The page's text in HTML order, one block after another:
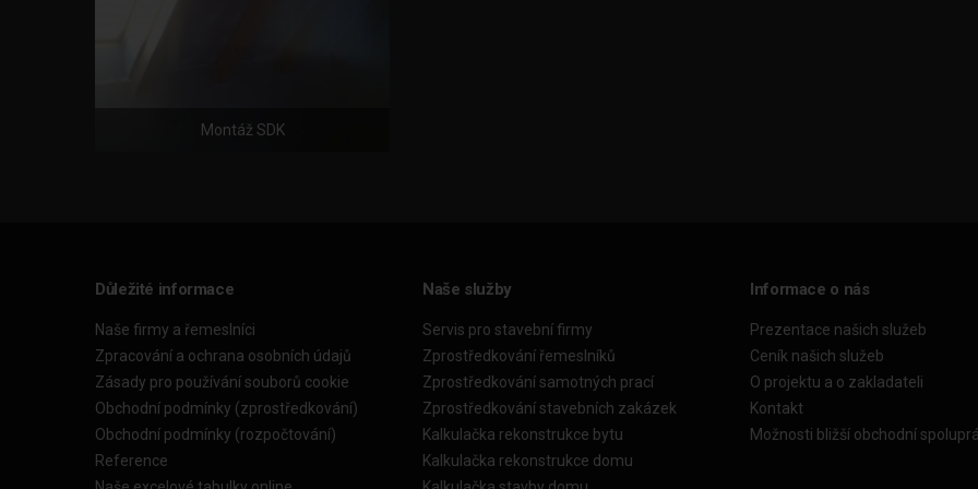
Montáž SDK
Důležité informace
Naše firmy a řemeslníci
Zpracování a ochrana osobních údajů
Zásady pro používání souborů cookie
Obchodní podmínky (zprostředkování)
Obchodní podmínky (rozpočtování)
Reference
Naše služby
Servis pro stavební firmy
Zprostředkování řemeslníků
Zprostředkování samotných prací
Zprostředkování stavebních zakázek
Kalkulačka rekonstrukce bytu
Kalkulačka rekonstrukce domu
Informace o nás
Prezentace našich služeb
Ceník našich služeb
O projektu a o zakladateli
Kontakt
Možnosti bližší obchodní